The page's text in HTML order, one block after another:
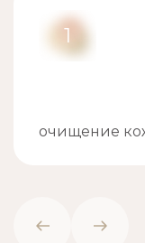
1
очищение